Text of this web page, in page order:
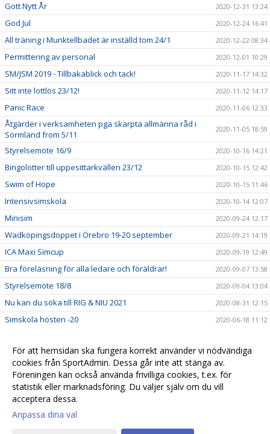
Gott Nytt År 2020-12-31 13:24
God Jul 2020-12-24 16:41
All träning i Munktellbadet är inställd tom 24/1 2020-12-22 08:34
Permittering av personal 2020-12-01 10:29
SM/JSM 2019 - Tillbakablick och tack! 2020-11-17 14:32
Sitt inte lottlös 23/12! 2020-11-12 14:17
Panic Race 2020-11-06 12:33
Åtgärder i verksamheten pga skärpta allmänna råd i
Sörmland from 5/11
2020-11-05 18:59
Styrelsemöte 16/9 2020-10-16 14:21
Bingolotter till uppesittarkvällen 23/12 2020-10-15 12:42
Swim of Hope 2020-10-15 11:46
Intensivsimskola 2020-10-14 12:07
Minisim 2020-09-24 12:17
Wadköpingsdoppet i Örebro 19-20 september 2020-09-21 14:19
ICA Maxi Simcup 2020-09-19 12:49
Bra föreläsning för alla ledare och föräldrar! 2020-09-07 13:58
Styrelsemöte 18/8 2020-09-04 13:04
Nu kan du söka till RIG & NIU 2021 2020-08-31 12:15
Simskola hösten -20 2020-06-18 11:12
Välkommen på träning i öppet vatten, varje onsdag hela
sommaren!
2020-06-05 11:45
Om Corona 2020-05-15 10:26
För att hemsidan ska fungera korrekt använder vi nödvändiga
cookies från SportAdmin. Dessa går inte att stänga av.
Föreningen kan också använda frivilliga cookies, t.ex. för
statistik eller marknadsföring. Du väljer själv om du vill
acceptera dessa.
Anpassa dina val